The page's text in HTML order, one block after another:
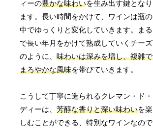
ィーの豊かな味わいを生み出す鍵となり
ます。長い時間をかけて、ワインは瓶の
中でゆっくりと変化していきます。まる
で長い年月をかけて熟成していくチーズ
のように、味わいは深みを増し、複雑で
まろやかな風味を帯びていきます。
こうして丁寧に造られるクレマン・ド・
ディーは、芳醇な香りと深い味わいを楽
しむことができる、特別なワインなので